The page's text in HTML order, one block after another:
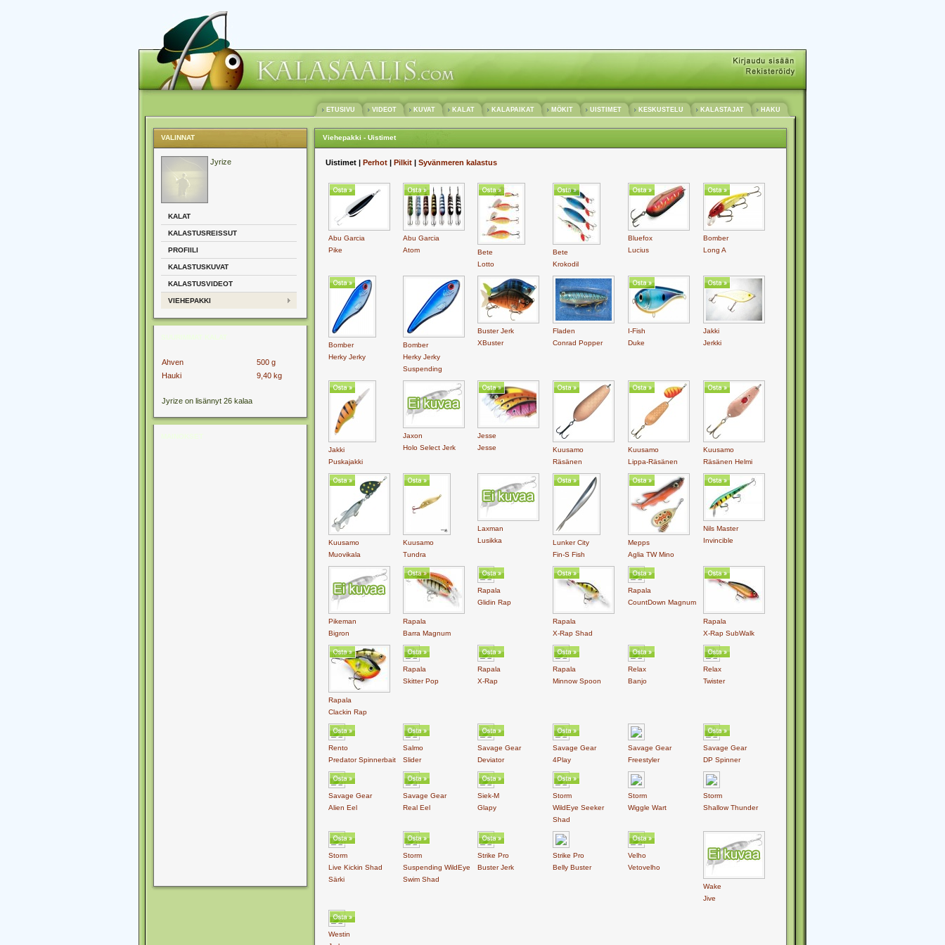
ETUSIVU VIDEOT KUVAT KALAT KALAPAIKAT MÖKIT UISTIMET KESKUSTELU KALASTAJAT HAKU
VALINNAT
Jyrize
KALAT
KALASTUSREISSUT
PROFIILI
KALASTUSKUVAT
KALASTUSVIDEOT
VIEHEPAKKI
Ahven
500 g
Hauki
9,40 kg
Jyrize on lisännyt 26 kalaa
Viehepakki - Uistimet
Uistimet | Perhot | Pilkit | Syvänmeren kalastus
Abu Garcia
Pike
Abu Garcia
Atom
Bete
Lotto
Bete
Krokodil
Bluefox
Lucius
Bomber
Long A
Bomber
Herky Jerky
Bomber
Herky Jerky
Suspending
Buster Jerk
XBuster
Fladen
Conrad Popper
I-Fish
Duke
Jakki
Jerkki
Jakki
Puskajakki
Jaxon
Holo Select Jerk
Jesse
Jesse
Kuusamo
Räsänen
Kuusamo
Lippa-Räsänen
Kuusamo
Räsänen Helmi
Kuusamo
Muovikala
Kuusamo
Tundra
Laxman
Lusikka
Lunker City
Fin-S Fish
Mepps
Aglia TW Mino
Nils Master
Invincible
Pikeman
Bigron
Rapala
Barra Magnum
Rapala
Glidin Rap
Rapala
X-Rap Shad
Rapala
CountDown Magnum
Rapala
X-Rap SubWalk
Rapala
Clackin Rap
Rapala
Skitter Pop
Rapala
X-Rap
Rapala
Minnow Spoon
Relax
Banjo
Relax
Twister
Rento
Predator Spinnerbait
Salmo
Slider
Savage Gear
Deviator
Savage Gear
4Play
Savage Gear
Freestyler
Savage Gear
DP Spinner
Savage Gear
Alien Eel
Savage Gear
Real Eel
Siek-M
Glapy
Storm
WildEye Seeker
Shad
Storm
Wiggle Wart
Storm
Shallow Thunder
Storm
Live Kickin Shad
Särki
Storm
Suspending WildEye
Swim Shad
Strike Pro
Buster Jerk
Strike Pro
Belly Buster
Velho
Vetovelho
Wake
Jive
Westin